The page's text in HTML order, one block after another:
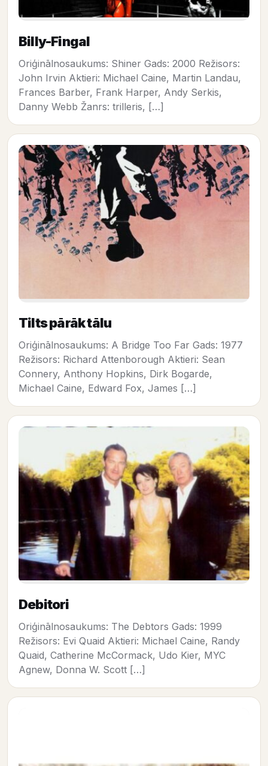
Billy-Fingal
Oriģinālnosaukums: Shiner Gads: 2000 Režisors:
John Irvin Aktieri: Michael Caine, Martin Landau,
Frances Barber, Frank Harper, Andy Serkis,
Danny Webb Žanrs: trilleris, […]
Tilts pārāk tālu
Oriģinālnosaukums: A Bridge Too Far Gads: 1977
Režisors: Richard Attenborough Aktieri: Sean
Connery, Anthony Hopkins, Dirk Bogarde,
Michael Caine, Edward Fox, James […]
Debitori
Oriģinālnosaukums: The Debtors Gads: 1999
Režisors: Evi Quaid Aktieri: Michael Caine, Randy
Quaid, Catherine McCormack, Udo Kier, MYC
Agnew, Donna W. Scott […]